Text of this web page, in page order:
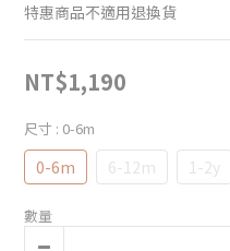
特惠商品不適用退換貨
NT$1,190
尺寸 : 0-6m
0-6m 6-12m 1-2y
數量